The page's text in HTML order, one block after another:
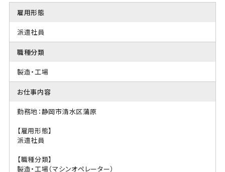
雇用形態
派遣社員
職種分類
製造・工場
お仕事内容
勤務地：静岡市清水区蒲原
【雇用形態】
派遣社員
【職種分類】
製造・工場（マシンオペレーター）